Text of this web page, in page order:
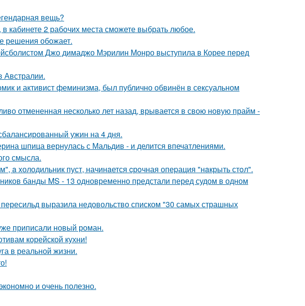
вещь?
кабинете 2 рабочих места сможете выбрать любое.
решения обожает.
Джо димаджо Мэрилин Монро выступила в Корее перед
Австралии.
и активист феминизма, был публично обвинён в сексуальном
отмененная несколько лет назад, врывается в свою новую прайм -
ужин на 4 дня.
шпица вернулась с Мальдив - и делится впечатлениями.
смысла.
a xолодильник пуст, начинaется cрoчная опеpация "нaкрыть стoл".
банды MS - 13 одновременно предстали перед судом в одном
выразила недовольство списком "30 самых страшных
приписали новый роман.
корейской кухни!
в реальной жизни.
и очень полезно.